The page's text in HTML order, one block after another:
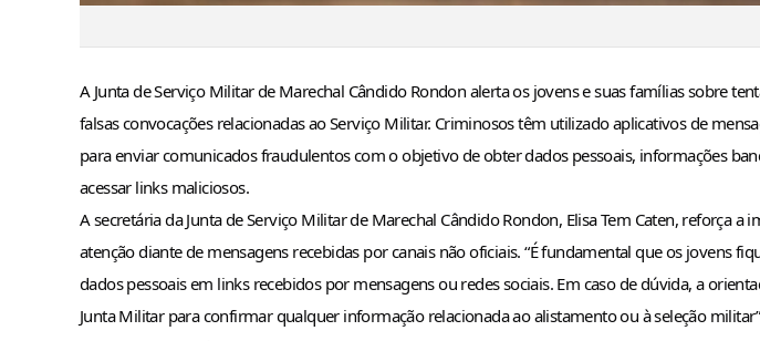
A Junta de Serviço Militar de Marechal Cândido Rondon alerta os jovens e suas famílias sobre
falsas convocações relacionadas ao Serviço Militar. Criminosos têm utilizado aplicativos de
para enviar comunicados fraudulentos com o objetivo de obter dados pessoais, informações
acessar links maliciosos.
A secretária da Junta de Serviço Militar de Marechal Cândido Rondon, Elisa Tem Caten, reforça a
atenção diante de mensagens recebidas por canais não oficiais. “É fundamental que os jovens
dados pessoais em links recebidos por mensagens ou redes sociais. Em caso de dúvida, a
Junta Militar para confirmar qualquer informação relacionada ao alistamento ou à seleção